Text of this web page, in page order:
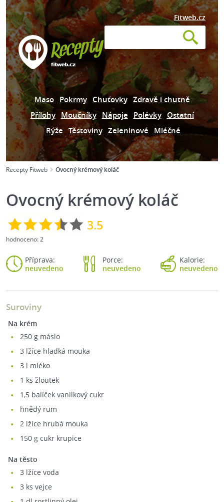
Fitweb.cz
Maso Pokrmy Chuťovky Zdravě i chutně
Přílohy Moučníky Nápoje Polévky Ostatní
Rýže Těstoviny Zeleninové Mléčné
Recepty Fitweb Ovocný krémový koláč
Ovocný krémový koláč
3.5
hodnoceno:2
Příprava:
neuvedeno
Porce:
neuvedeno
Kalorie:
neuvedeno
Suroviny
Na krém
250 g máslo
3 lžíce hladká mouka
3 l mléko
1 ks žloutek
1,5 balíček vanilkový cukr
hnědý rum
2 lžíce hrubá mouka
150 g cukr krupice
Na těsto
3 lžíce voda
3 ks vejce